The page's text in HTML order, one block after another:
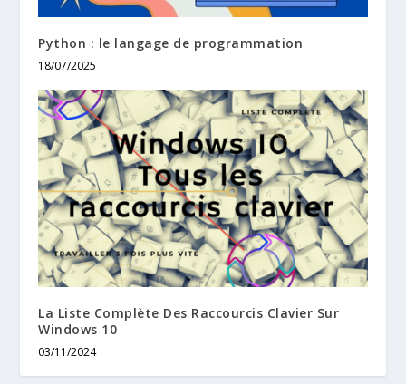
Python : le langage de programmation
18/07/2025
La Liste Complète Des Raccourcis Clavier Sur
Windows 10
03/11/2024